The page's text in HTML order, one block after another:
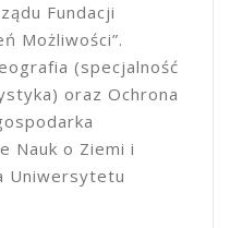
Fundacji
Możliwości”.
(specjalność
oraz Ochrona
Nauk o Ziemi i
Uniwersytetu